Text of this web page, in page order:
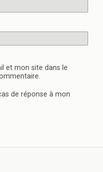
et mon site dans le
de réponse à mon